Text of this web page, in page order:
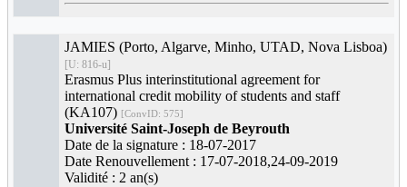
JAMIES (Porto, Algarve, Minho, UTAD, Nova Lisboa)
[U: 816-u]
Erasmus Plus interinstitutional agreement for
international credit mobility of students and staff
(KA107) [ConvID: 575]
Université Saint-Joseph de Beyrouth
Date de la signature : 18-07-2017
Date Renouvellement : 17-07-2018,24-09-2019
Validité : 2 an(s)